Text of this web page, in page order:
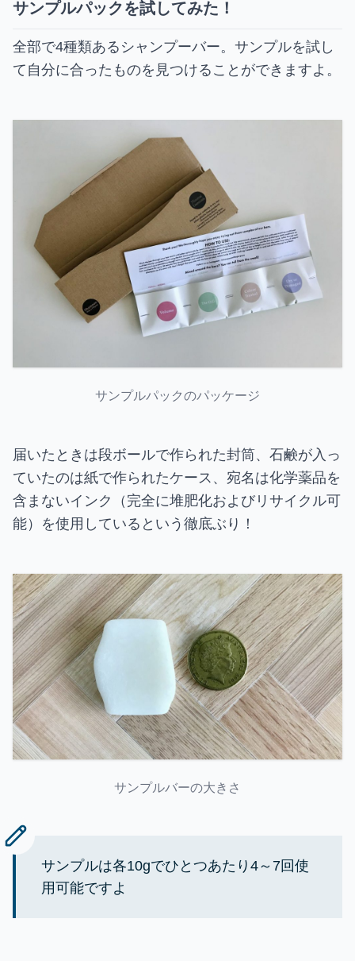
サンプルパックを試してみた！
全部で4種類あるシャンプーバー。サンプルを試し
て自分に合ったものを見つけることができますよ。
サンプルパックのパッケージ
届いたときは段ボールで作られた封筒、石鹸が入っ
ていたのは紙で作られたケース、宛名は化学薬品を
含まないインク（完全に堆肥化およびリサイクル可
能）を使用しているという徹底ぶり！
サンプルバーの大きさ
サンプルは各10gでひとつあたり4～7回使
用可能ですよ